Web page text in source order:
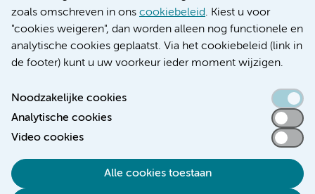
zoals omschreven in ons cookiebeleid. Kiest u voor
"cookies weigeren", dan worden alleen nog functionele en
analytische cookies geplaatst. Via het cookiebeleid (link in
de footer) kunt u uw voorkeur ieder moment wijzigen.
Noodzakelijke cookies
Analytische cookies
Video cookies
Alle cookies toestaan
Verwijzen & diagnostiek
Toegankelijkheidsverklaring
Responsible disclosure